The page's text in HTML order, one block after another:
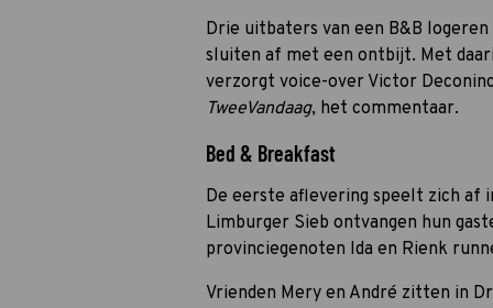
Drie uitbaters van een B&B
sluiten af met een ontbijt. Met
verzorgt voice-over Victor
TweeVandaag, het commentaar.
Bed & Breakfast
De eerste aflevering speelt zich af
Limburger Sieb ontvangen hun
provinciegenoten Ida en Rienk
Vrienden Mery en André zitten in